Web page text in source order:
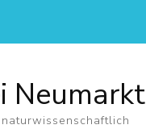
Neumarkt